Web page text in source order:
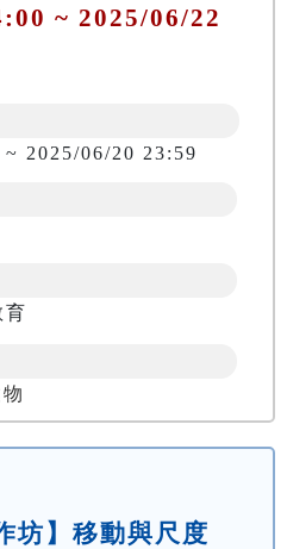
~ 2025/06/22
2025/06/20 23:59
育
坊】移動與尺度